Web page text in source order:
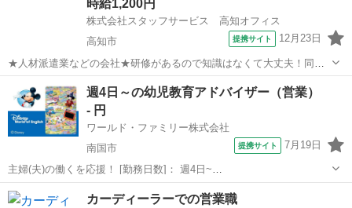
をお願いします。 ☆☆この他にも...
時給1,200円
株式会社スタッフサービス 高知オフィス
高知市
提携サイト 12月23日
★人材派遣業などの会社★研修があるので知識はなくて大丈夫！同業
務者もいるので安心です！ 【お願いしたいお仕事の内容】ビジネ
スフォン・複合機・回線・数十万～数百万の情報機器の販売(ルートセ
ールス)、営業さんの販売促進のサ...
高知市 営業
週4日～の幼児教育アドバイザー（営業）
- 円
ワールド・ファミリー株式会社
南国市
提携サイト 7月19日
主婦(夫)の働くを応援！ [勤務日数]： 週4日~
10:00~17:00/10:00~16:00/10:00~15:00/09:30~14:00 [勤務地・最寄
駅]： 高知県南国市 ※勤務エリア選択可 ワールド・ファ...
高知 営業
カーディーラーでの営業職